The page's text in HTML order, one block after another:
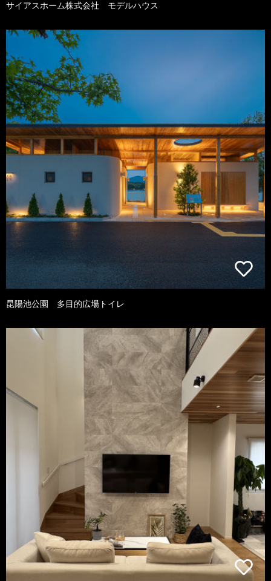
サイアスホーム株式会社 モデルハウス
昆陽池公園 多目的広場トイレ